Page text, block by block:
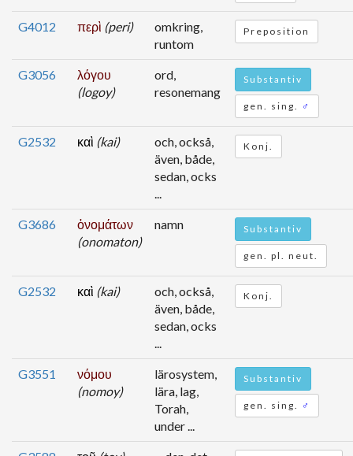
G4012 περὶ (peri)
omkring,
runtom
Preposition
G3056
λόγου
(logoy)
ord,
resonemang
Substantiv
gen. sing. ♂
G2532 καὶ (kai)
och, också,
även, både,
sedan, ocks
...
Konj.
G3686
ὀνομάτων
(onomaton)
namn Substantiv
gen. pl. neut.
G2532 καὶ (kai)
och, också,
även, både,
sedan, ocks
...
Konj.
G3551
νόμου
(nomoy)
lärosystem,
lära, lag,
Torah,
under ...
Substantiv
gen. sing. ♂